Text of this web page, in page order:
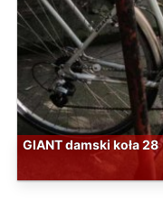
GIANT damski koła 28